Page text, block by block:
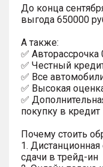
До конца
выгода 650000
A тaкжe:
✅ Автopаcсpочка
✅ Честный
✅ Все
✅ Высокая
✅
покупку в кредит
Почему стоить
1.
сдачи в трейд-ин